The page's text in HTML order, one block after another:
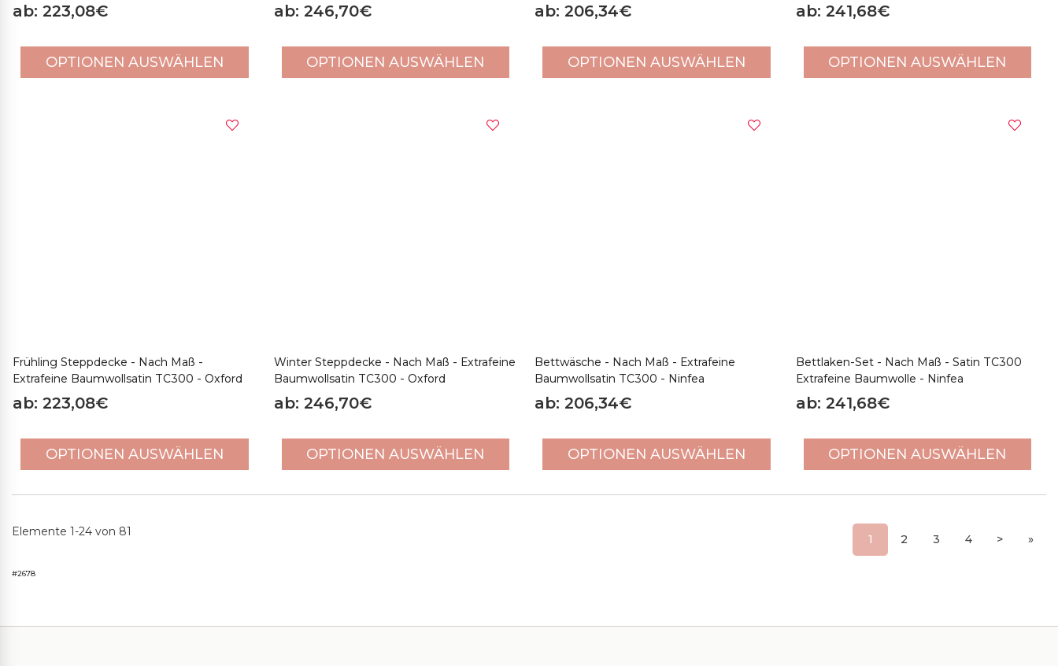
ab: 223,08€
OPTIONEN AUSWÄHLEN
ab: 246,70€
OPTIONEN AUSWÄHLEN
ab: 206,34€
OPTIONEN AUSWÄHLEN
ab: 241,68€
OPTIONEN AUSWÄHLEN
Frühling Steppdecke - Nach Maß -
Extrafeine Baumwollsatin TC300 - Oxford
ab: 223,08€
OPTIONEN AUSWÄHLEN
Winter Steppdecke - Nach Maß - Extrafeine
Baumwollsatin TC300 - Oxford
ab: 246,70€
OPTIONEN AUSWÄHLEN
Bettwäsche - Nach Maß - Extrafeine
Baumwollsatin TC300 - Ninfea
ab: 206,34€
OPTIONEN AUSWÄHLEN
Bettlaken-Set - Nach Maß - Satin TC300
Extrafeine Baumwolle - Ninfea
ab: 241,68€
OPTIONEN AUSWÄHLEN
Elemente 1-24 von 81
1 2 3 4 > »
#2678